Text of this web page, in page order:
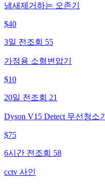
냄새제거하는 오존기
$40
3일 전 조회 55
가정용 소형변압기
$10
20일 전 조회 21
Dyson V15 Detect 무선청소기
$75
6시간 전 조회 58
cctv 사인